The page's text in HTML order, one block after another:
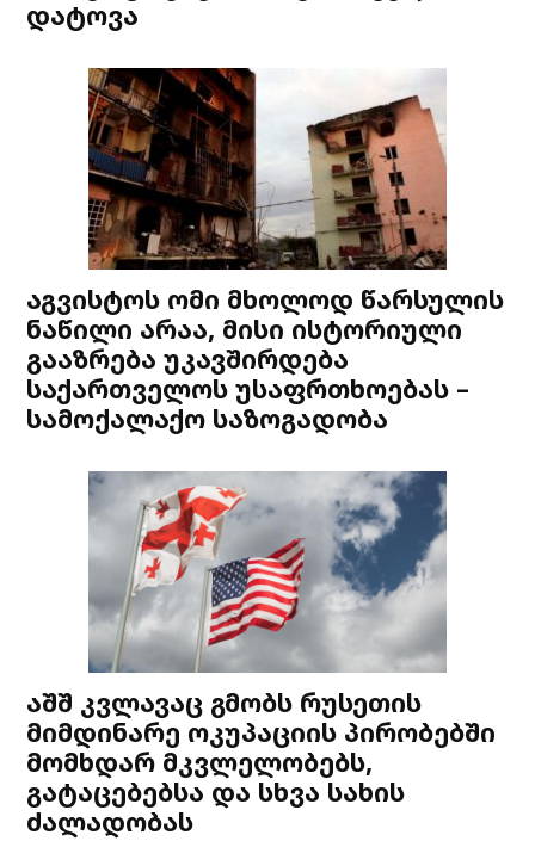
დატოვა
აგვისტოს ომი მხოლოდ წარსულის
ნაწილი არაა, მისი ისტორიული
გააზრება უკავშირდება
საქართველოს უსაფრთხოებას –
სამოქალაქო საზოგადობა
აშშ კვლავაც გმობს რუსეთის
მიმდინარე ოკუპაციის პირობებში
მომხდარ მკვლელობებს,
გატაცებებსა და სხვა სახის
ძალადობას